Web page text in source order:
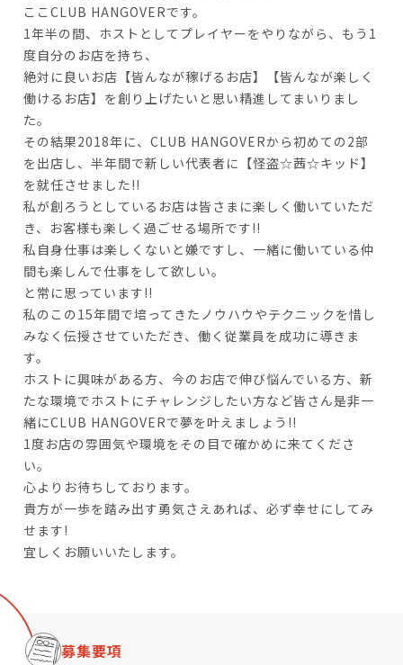
ここCLUB HANGOVERです。
1年半の間、ホストとしてプレイヤーをやりながら、もう1
度自分のお店を持ち、
絶対に良いお店【皆んなが稼げるお店】【皆んなが楽しく
働けるお店】を創り上げたいと思い精進してまいりまし
た。
その結果2018年に、CLUB HANGOVERから初めての2部
を出店し、半年間で新しい代表者に【怪盗☆茜☆キッド】
を就任させました!!
私が創ろうとしているお店は皆さまに楽しく働いていただ
き、お客様も楽しく過ごせる場所です!!
私自身仕事は楽しくないと嫌ですし、一緒に働いている仲
間も楽しんで仕事をして欲しい。
と常に思っています!!
私のこの15年間で培ってきたノウハウやテクニックを惜し
みなく伝授させていただき、働く従業員を成功に導きま
す。
ホストに興味がある方、今のお店で伸び悩んでいる方、新
たな環境でホストにチャレンジしたい方など皆さん是非一
緒にCLUB HANGOVERで夢を叶えましょう!!
1度お店の雰囲気や環境をその目で確かめに来てくださ
い。
心よりお待ちしております。
貴方が一歩を踏み出す勇気さえあれば、必ず幸せにしてみ
せます!
宜しくお願いいたします。
募集要項